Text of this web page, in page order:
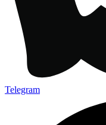
Telegram